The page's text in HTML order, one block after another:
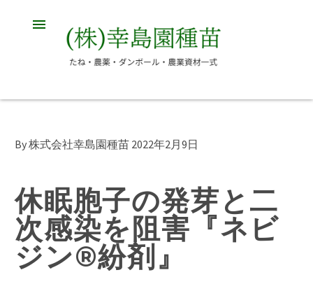
By 株式会社幸島園種苗 2022年2月9日
休眠胞子の発芽と二
次感染を阻害『ネビ
ジン®紛剤』